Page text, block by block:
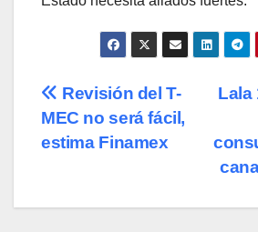
Navegación
de
Lala
Revisión del T-
MEC no será fácil,
estima Finamex